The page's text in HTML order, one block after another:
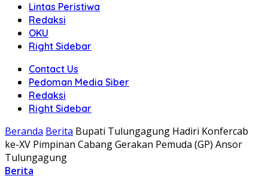
Lintas Peristiwa
Redaksi
OKU
Right Sidebar
Contact Us
Pedoman Media Siber
Redaksi
Right Sidebar
Beranda Berita Bupati Tulungagung Hadiri Konfercab
ke-XV Pimpinan Cabang Gerakan Pemuda (GP) Ansor
Tulungagung
Berita